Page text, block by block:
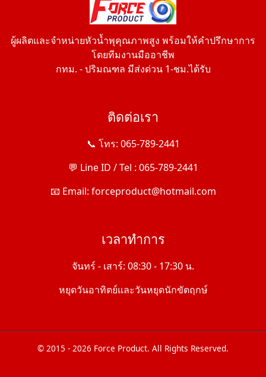
ผู้ผลิตและจำหน่ายหัวน้ำพุคุณภาพสูง พร้อมให้คำปรึกษาการ
โดยทีมงานมืออาชีพ
กทม. - ปริมณฑล มีส่งด่วน 1-ชม.ได้รับ
ติดต่อเรา
📞 โทร: 065-789-2441
💬 Line ID / Tel : 065-789-2441
📧 Email: forceproduct@hotmail.com
เวลาทำการ
จันทร์ - เสาร์: 08:30 - 17:30 น.
หยุดวันอาทิตย์และวันหยุดนักขัตฤกษ์
© 2015 - 2026 Force Product. All Rights Reserved.